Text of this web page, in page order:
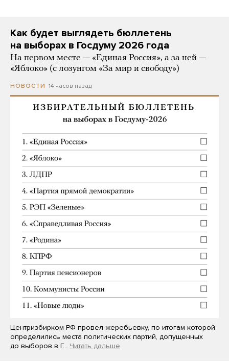
Как будет выглядеть бюллетень
на выборах в Госдуму 2026 года
На первом месте — «Единая Россия», а за ней —
«Яблоко» (с лозунгом «За мир и свободу»)
НОВОСТИ 14 часов назад
Центризбирком РФ провел жеребьевку, по итогам которой
определились места политических партий, допущенных
до выборов в Г… Читать дальше